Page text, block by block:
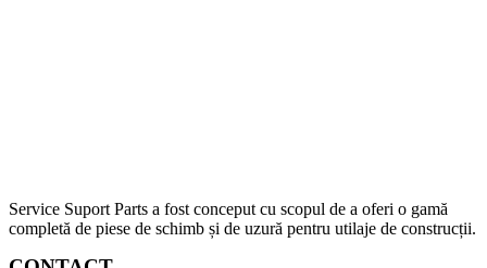
Service Suport Parts a fost conceput cu scopul de a oferi o gamă
completă de piese de schimb și de uzură pentru utilaje de construcții.